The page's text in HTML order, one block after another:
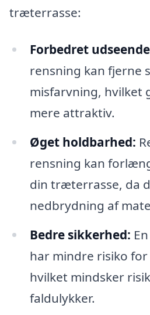
træterrasse:
Forbedret
rensning kan fjerne
misfarvning, hvilket
mere attraktiv.
Øget holdbarhed:
rensning kan
din træterrasse, da
nedbrydning af
Bedre sikkerhed:
har mindre risiko
hvilket mindsker
faldulykker.